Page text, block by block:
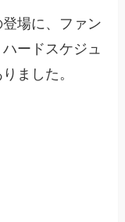
場に、ファン
ードスケジュ
ました。